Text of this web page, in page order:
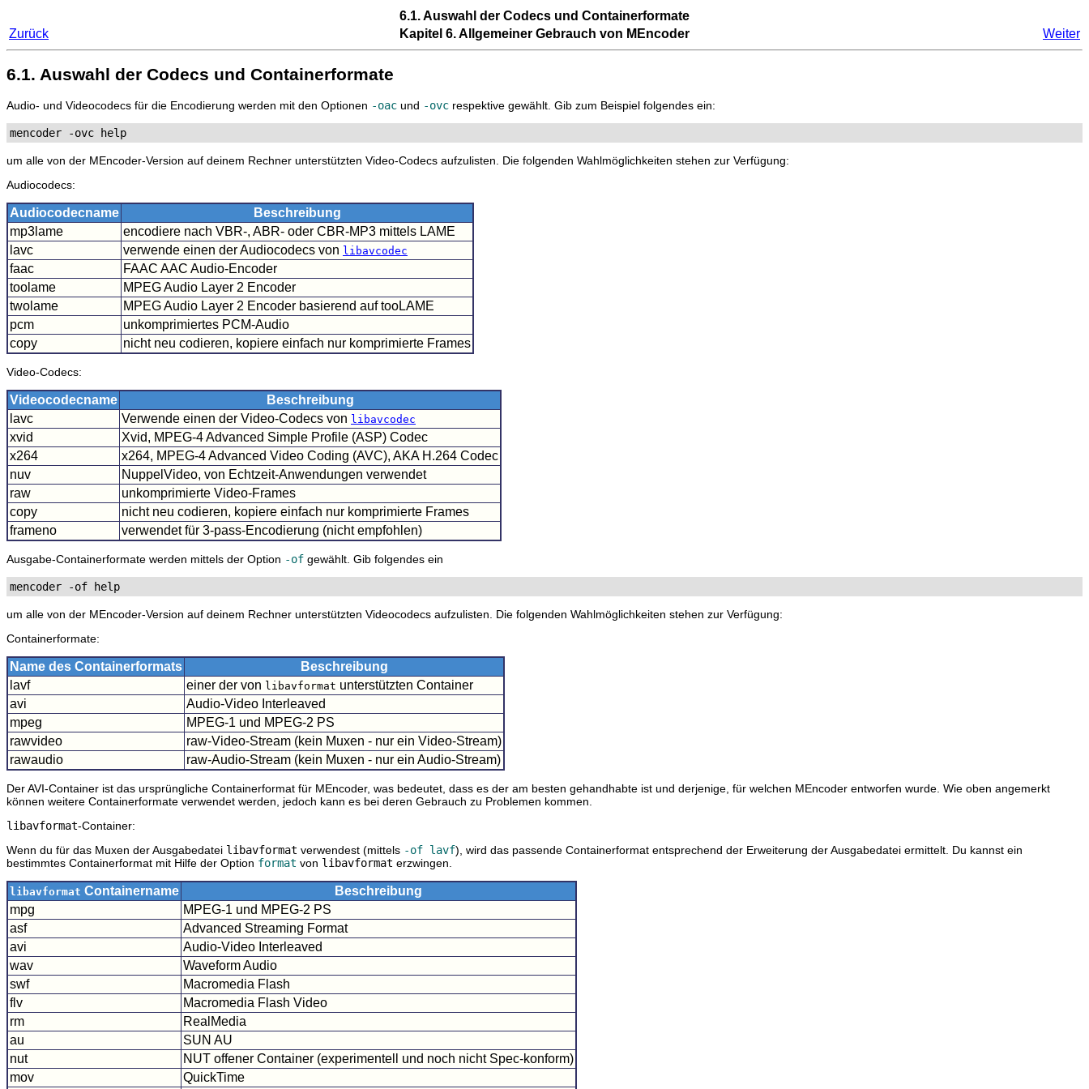
6.1. Auswahl der Codecs und Containerformate
Zurück
Kapitel 6. Allgemeiner Gebrauch von MEncoder Weiter
6.1. Auswahl der Codecs und Containerformate
Audio- und Videocodecs für die Encodierung werden mit den Optionen -oac und -ovc respektive gewählt. Gib zum Beispiel folgendes ein:
mencoder -ovc help
um alle von der MEncoder-Version auf deinem Rechner unterstützten Video-Codecs aufzulisten. Die folgenden Wahlmöglichkeiten stehen zur Verfügung:
Audiocodecs:
Audiocodecname
Beschreibung
mp3lame
encodiere nach VBR-, ABR- oder CBR-MP3 mittels LAME
lavc
verwende einen der Audiocodecs von libavcodec
faac
FAAC AAC Audio-Encoder
toolame
MPEG Audio Layer 2 Encoder
twolame
MPEG Audio Layer 2 Encoder basierend auf tooLAME
pcm
unkomprimiertes PCM-Audio
copy
nicht neu codieren, kopiere einfach nur komprimierte Frames
Video-Codecs:
Videocodecname
Beschreibung
lavc
Verwende einen der Video-Codecs von libavcodec
xvid
Xvid, MPEG-4 Advanced Simple Profile (ASP) Codec
x264
x264, MPEG-4 Advanced Video Coding (AVC), AKA H.264 Codec
nuv
NuppelVideo, von Echtzeit-Anwendungen verwendet
raw
unkomprimierte Video-Frames
copy
nicht neu codieren, kopiere einfach nur komprimierte Frames
frameno
verwendet für 3-pass-Encodierung (nicht empfohlen)
Ausgabe-Containerformate werden mittels der Option -of gewählt. Gib folgendes ein
mencoder -of help
um alle von der MEncoder-Version auf deinem Rechner unterstützten Videocodecs aufzulisten. Die folgenden Wahlmöglichkeiten stehen zur Verfügung:
Containerformate:
Name des Containerformats
Beschreibung
lavf
einer der von libavformat unterstützten Container
avi
Audio-Video Interleaved
mpeg
MPEG-1 und MPEG-2 PS
rawvideo
raw-Video-Stream (kein Muxen - nur ein Video-Stream)
rawaudio
raw-Audio-Stream (kein Muxen - nur ein Audio-Stream)
Der AVI-Container ist das ursprüngliche Containerformat für MEncoder, was bedeutet, dass es der am besten gehandhabte ist und derjenige, für welchen MEncoder entworfen wurde. Wie oben angemerkt
können weitere Containerformate verwendet werden, jedoch kann es bei deren Gebrauch zu Problemen kommen.
libavformat-Container:
Wenn du für das Muxen der Ausgabedatei libavformat verwendest (mittels -of lavf), wird das passende Containerformat entsprechend der Erweiterung der Ausgabedatei ermittelt. Du kannst ein
bestimmtes Containerformat mit Hilfe der Option format von libavformat erzwingen.
libavformat Containername
Beschreibung
mpg
MPEG-1 und MPEG-2 PS
asf
Advanced Streaming Format
avi
Audio-Video Interleaved
wav
Waveform Audio
swf
Macromedia Flash
flv
Macromedia Flash Video
rm
RealMedia
au
SUN AU
nut
NUT offener Container (experimentell und noch nicht Spec-konform)
mov
QuickTime